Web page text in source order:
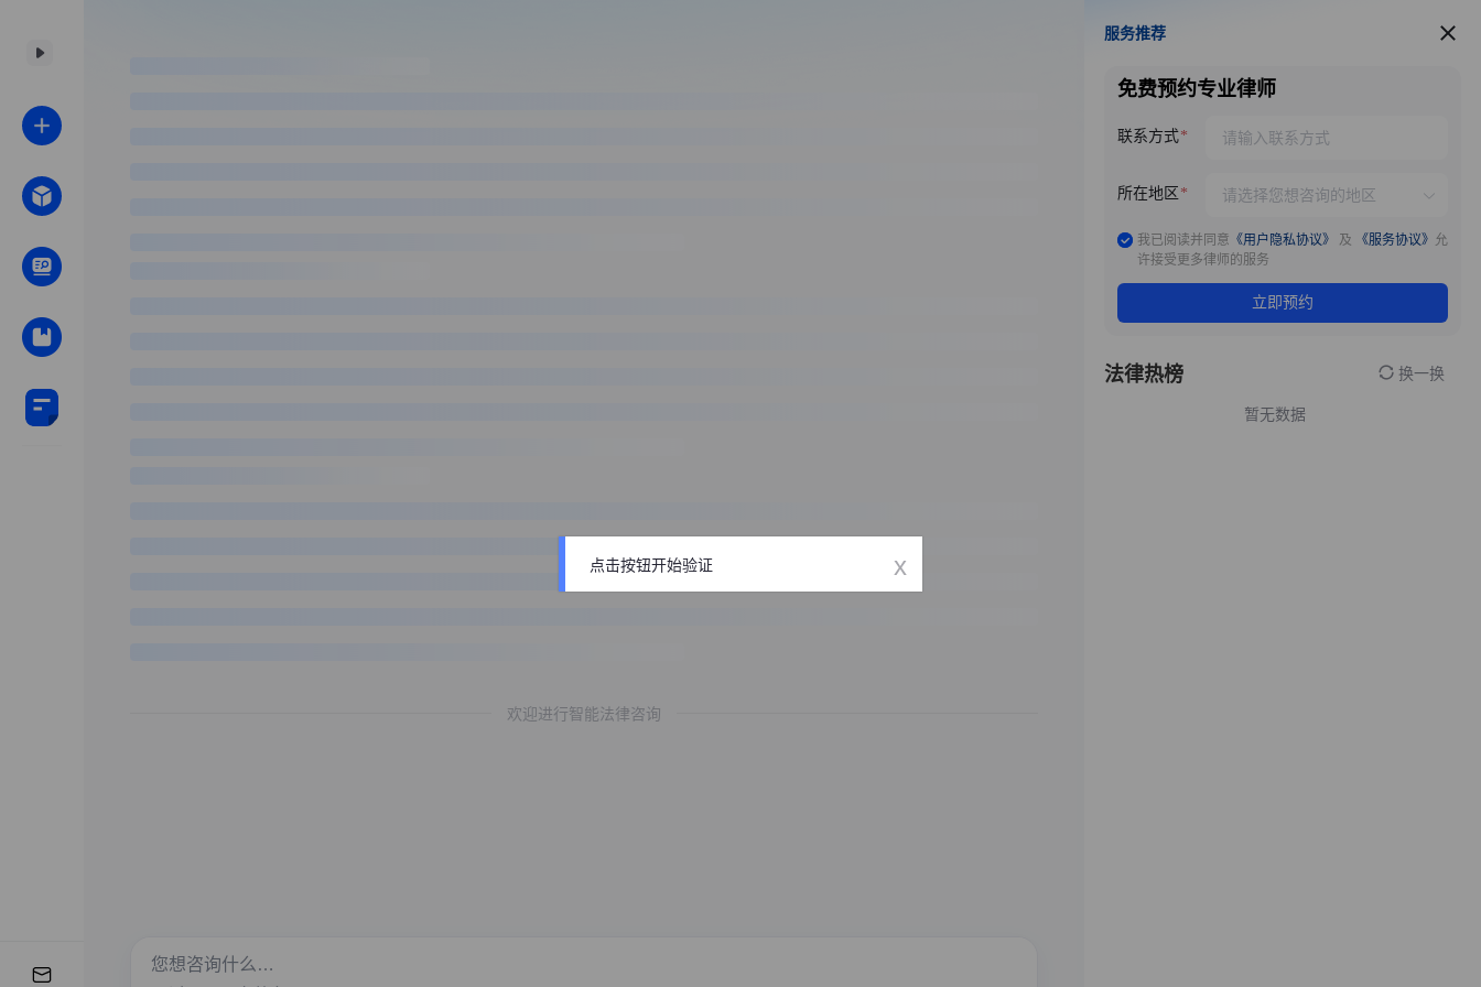
欢迎进行智能法律咨询
服务推荐
服务推荐
免费预约专业律师
联系方式
所在地区
我已阅读并同意 《用户隐私协议》 及 《服务协议》 允
许接受更多律师的服务
立即预约
法律热榜 换一换
暂无数据
点击按钮开始验证 x